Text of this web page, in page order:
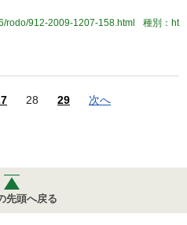
rodo/912-2009-1207-158.html
種別：ht
28 29 次へ
先頭へ戻る